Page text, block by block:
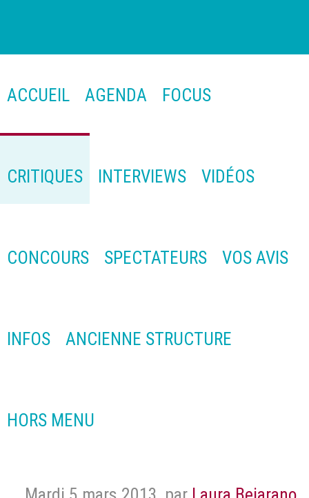
ACCUEIL AGENDA FOCUS
CRITIQUES INTERVIEWS VIDÉOS
CONCOURS SPECTATEURS VOS AVIS
INFOS ANCIENNE STRUCTURE
HORS MENU